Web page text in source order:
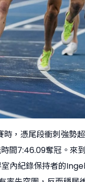
，憑尾段衝刺強勢
間7:46.09奪冠。來
內紀錄保持者的